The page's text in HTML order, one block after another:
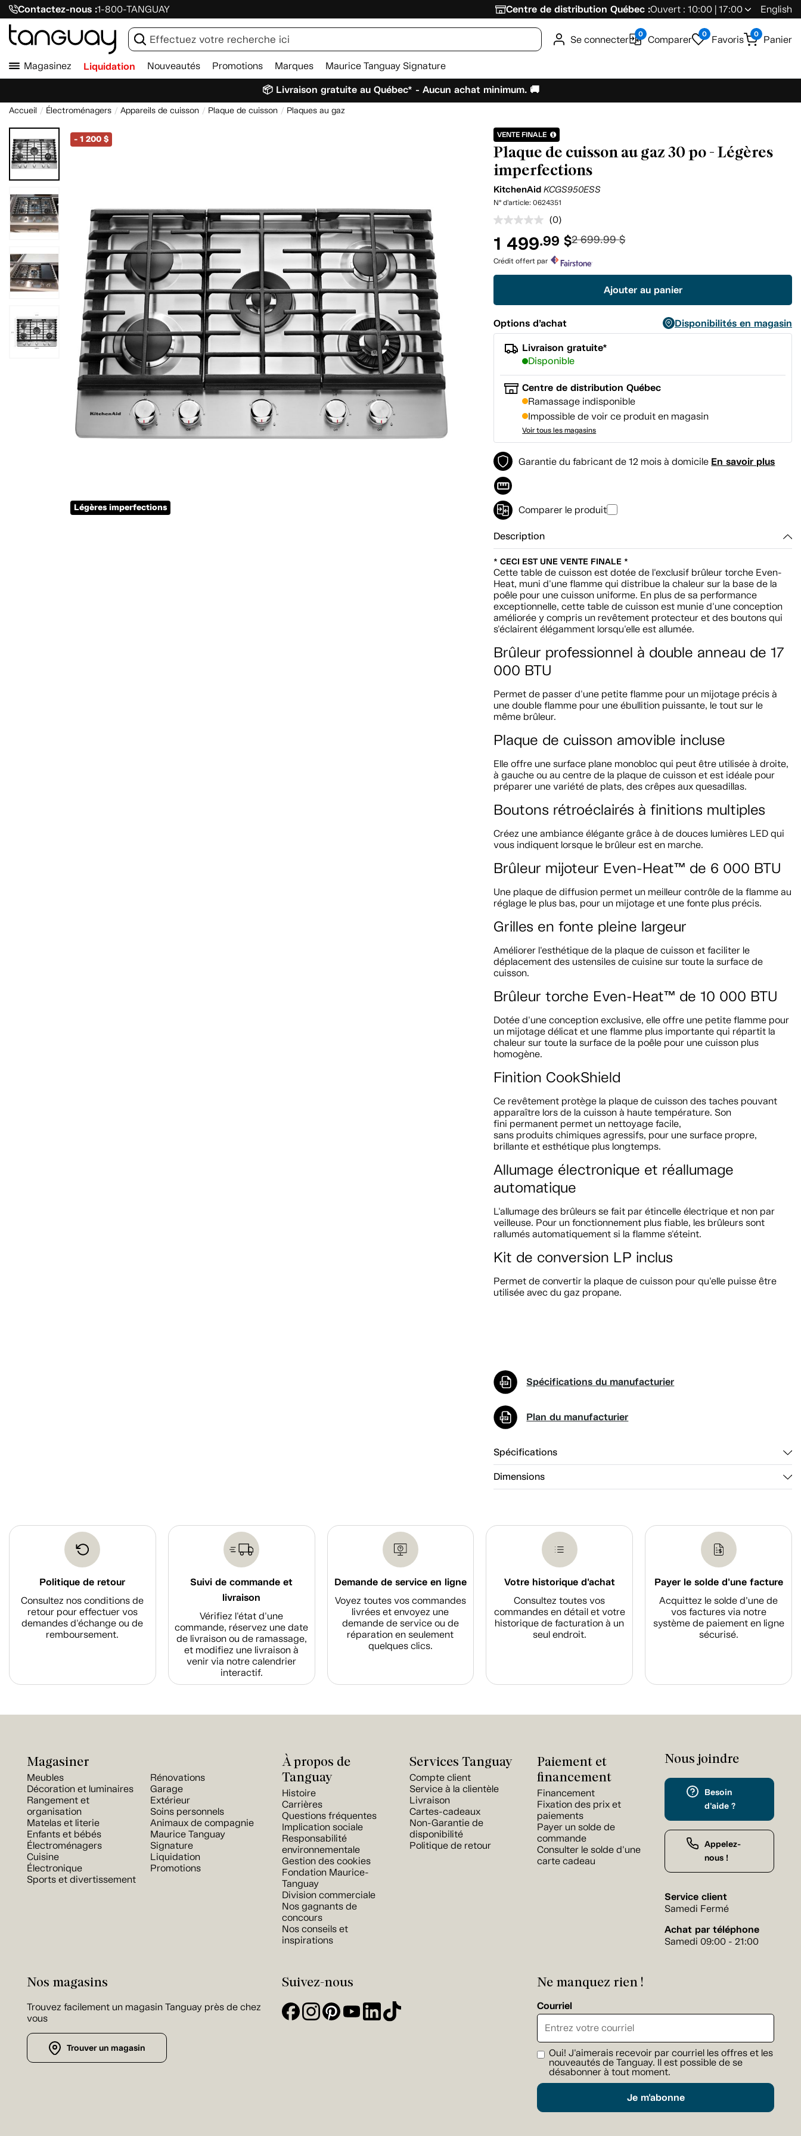
Contactez-nous :1-800-TANGUAY Centre de distribution Québec :Ouvert : 10:00 | 17:00 English
Se connecter 0 Comparer 0 Favoris 0 Panier
Magasinez Liquidation Nouveautés Promotions Marques Maurice Tanguay Signature
📦 Livraison gratuite au Québec* - Aucun achat minimum. 🚚
Accueil Électroménagers Appareils de cuisson Plaque de cuisson Plaques au gaz
-1 200 $
Légères imperfections
VENTE FINALE
Plaque de cuisson au gaz 30 po - Légères
imperfections
KitchenAidKCGS950ESS
N° d'article:0624351
Aucune
cote
pour
produit.
(0)
1 499.99 $2 699.99 $
Crédit offert par
Ajouter au panier
Options d’achat
Disponibilités en magasin
Livraison gratuite*
Disponible
Centre de distribution Québec
Ramassage indisponible
Impossible de voir ce produit en magasin
Voir tous les magasins
Garantie du fabricant de 12 mois à domicile En savoir plus
Comparer le produit
Description
* CECI EST UNE VENTE FINALE *
Cette table de cuisson est dotée de l'exclusif brûleur torche Even-
Heat, muni d'une flamme qui distribue la chaleur sur la base de la
poêle pour une cuisson uniforme. En plus de sa performance
exceptionnelle, cette table de cuisson est munie d'une conception
améliorée y compris un revêtement protecteur et des boutons qui
s'éclairent élégamment lorsqu'elle est allumée.
Brûleur professionnel à double anneau de 17
000 BTU
Permet de passer d'une petite flamme pour un mijotage précis à
une double flamme pour une ébullition puissante, le tout sur le
même brûleur.
Plaque de cuisson amovible incluse
Elle offre une surface plane monobloc qui peut être utilisée à droite,
à gauche ou au centre de la plaque de cuisson et est idéale pour
préparer une variété de plats, des crêpes aux quesadillas.
Boutons rétroéclairés à finitions multiples
Créez une ambiance élégante grâce à de douces lumières LED qui
vous indiquent lorsque le brûleur est en marche.
Brûleur mijoteur Even-Heat™ de 6 000 BTU
Une plaque de diffusion permet un meilleur contrôle de la flamme au
réglage le plus bas, pour un mijotage et une fonte plus précis.
Grilles en fonte pleine largeur
Améliorer l'esthétique de la plaque de cuisson et faciliter le
déplacement des ustensiles de cuisine sur toute la surface de
cuisson.
Brûleur torche Even-Heat™ de 10 000 BTU
Dotée d'une conception exclusive, elle offre une petite flamme pour
un mijotage délicat et une flamme plus importante qui répartit la
chaleur sur toute la surface de la poêle pour une cuisson plus
homogène.
Finition CookShield
Ce revêtement protège la plaque de cuisson des taches pouvant
apparaître lors de la cuisson à haute température. Son
fini permanent permet un nettoyage facile,
sans produits chimiques agressifs, pour une surface propre,
brillante et esthétique plus longtemps.
Allumage électronique et réallumage
automatique
L'allumage des brûleurs se fait par étincelle électrique et non par
veilleuse. Pour un fonctionnement plus fiable, les brûleurs sont
rallumés automatiquement si la flamme s'éteint.
Kit de conversion LP inclus
Permet de convertir la plaque de cuisson pour qu'elle puisse être
utilisée avec du gaz propane.
Spécifications du manufacturier
Plan du manufacturier
Spécifications
Dimensions
Politique de retour
Consultez nos conditions de
retour pour effectuer vos
demandes d'échange ou de
remboursement.
Suivi de commande et
livraison
Vérifiez l'état d'une
commande, réservez une date
de livraison ou de ramassage,
et modifiez une livraison à
venir via notre calendrier
interactif.
Demande de service en ligne
Voyez toutes vos commandes
livrées et envoyez une
demande de service ou de
réparation en seulement
quelques clics.
Votre historique d'achat
Consultez toutes vos
commandes en détail et votre
historique de facturation à un
seul endroit.
Payer le solde d'une facture
Acquittez le solde d’une de
vos factures via notre
système de paiement en ligne
sécurisé.
Magasiner
Meubles
Décoration et luminaires
Rangement et
organisation
Matelas et literie
Enfants et bébés
Électroménagers
Cuisine
Électronique
Sports et divertissement
Rénovations
Garage
Extérieur
Soins personnels
Animaux de compagnie
Maurice Tanguay
Signature
Liquidation
Promotions
À propos de
Tanguay
Histoire
Carrières
Questions fréquentes
Implication sociale
Responsabilité
environnementale
Gestion des cookies
Fondation Maurice-
Tanguay
Division commerciale
Nos gagnants de
concours
Nos conseils et
inspirations
Services Tanguay
Compte client
Service à la clientèle
Livraison
Cartes-cadeaux
Non-Garantie de
disponibilité
Politique de retour
Paiement et
financement
Financement
Fixation des prix et
paiements
Payer un solde de
commande
Consulter le solde d'une
carte cadeau
Nous joindre
Besoin
d'aide ?
Appelez-
nous !
Service client
Samedi Fermé
Achat par téléphone
Samedi 09:00 - 21:00
Nos magasins
Trouvez facilement un magasin Tanguay près de chez
vous
Trouver un magasin
Suivez-nous Ne manquez rien !
Courriel
Oui! J'aimerais recevoir par courriel les offres et les
nouveautés de Tanguay. Il est possible de se
désabonner à tout moment.
Je m'abonne